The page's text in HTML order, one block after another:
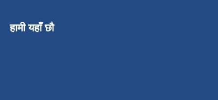
हामी यहाँ छौ